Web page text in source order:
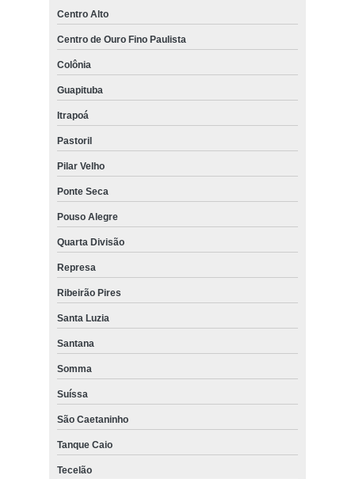
Centro Alto
Centro de Ouro Fino Paulista
Colônia
Guapituba
Itrapoá
Pastoril
Pilar Velho
Ponte Seca
Pouso Alegre
Quarta Divisão
Represa
Ribeirão Pires
Santa Luzia
Santana
Somma
Suíssa
São Caetaninho
Tanque Caio
Tecelão